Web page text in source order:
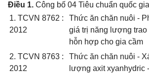
Điều 1. Công bố 04 Tiêu chuẩn quốc
1. TCVN 8762 :
2012
Thức ăn chăn nuôi -
giá trị năng lượng trao
hỗn hợp cho gia cầm
2. TCVN 8763 :
2012
Thức ăn chăn nuôi -
lượng axit xyanhydric